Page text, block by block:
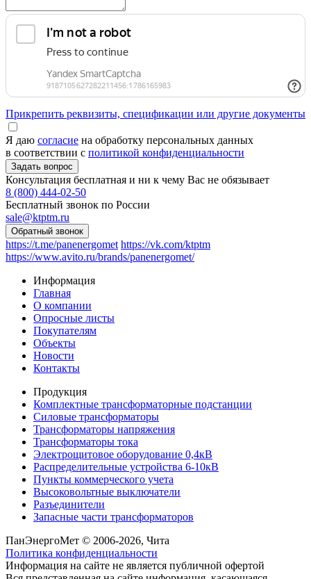
Прикрепить реквизиты, спецификации или другие документы
Я даю согласие на обработку персональных данных
в соответствии с политикой конфиденциальности
Консультация бесплатная и ни к чему Вас не обязывает
8 (800) 444-02-50
Бесплатный звонок по России
sale@ktptm.ru
https://t.me/panenergomet https://vk.com/ktptm
https://www.avito.ru/brands/panenergomet/
Информация
Главная
О компании
Опросные листы
Покупателям
Объекты
Новости
Контакты
Продукция
Комплектные трансформаторные подстанции
Силовые трансформаторы
Трансформаторы напряжения
Трансформаторы тока
Электрощитовое оборудование 0,4кВ
Распределительные устройства 6-10кВ
Пункты коммерческого учета
Высоковольтные выключатели
Разъединители
Запасные части трансформаторов
ПанЭнергоМет © 2006-2026, Чита
Политика конфиденциальности
Информация на сайте не является публичной офертой